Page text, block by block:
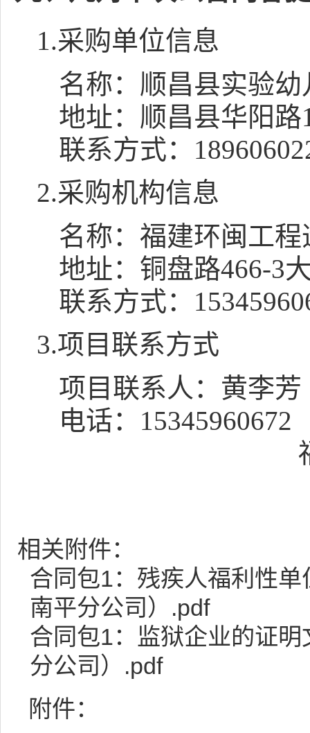
1.采购单位信息
名称： 顺昌县实验幼
地址： 顺昌县华阳路
联系方式：
2.采购机构信息
名称： 福建环闽工
地址： 铜盘路466-3
联系方式：
3.项目联系方式
项目联系人： 黄李芳
电话： 15345960672
相关附件：
合同包1：残疾人福利性
南平分公司）.pdf
合同包1：监狱企业的证
分公司）.pdf
附件：